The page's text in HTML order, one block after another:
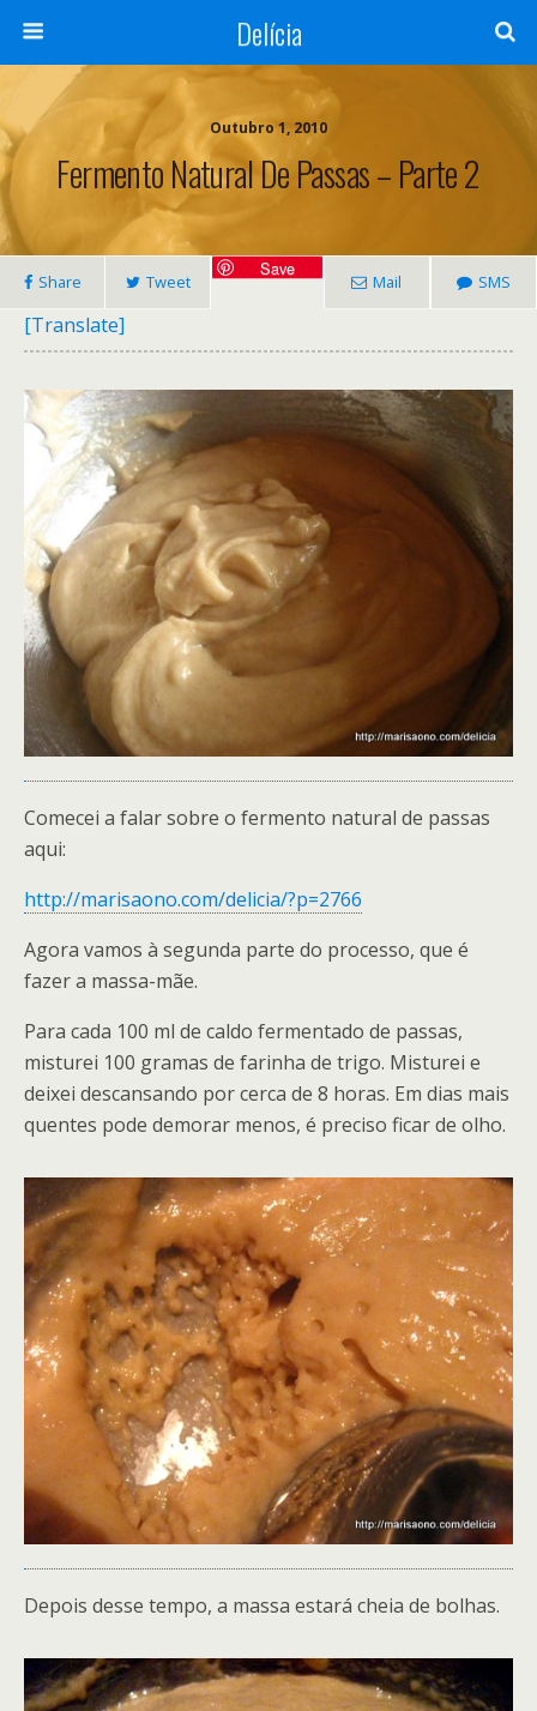
Delícia
Outubro 1, 2010
Fermento Natural De Passas – Parte 2
Share Tweet
Save
Mail SMS
[Translate]
Comecei a falar sobre o fermento natural de passas
aqui:
http://marisaono.com/delicia/?p=2766
Agora vamos à segunda parte do processo, que é
fazer a massa-mãe.
Para cada 100 ml de caldo fermentado de passas,
misturei 100 gramas de farinha de trigo. Misturei e
deixei descansando por cerca de 8 horas. Em dias mais
quentes pode demorar menos, é preciso ficar de olho.
Depois desse tempo, a massa estará cheia de bolhas.